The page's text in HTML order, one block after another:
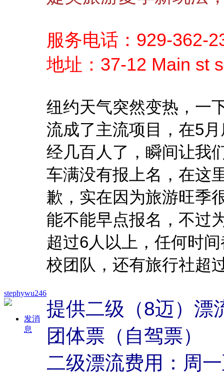
stephywu246
发消
息
服务电话：929-362-
地址：37-12 Main st
纽约天气突然变热，一
流成了主流项目，在5
经几百人了，瞬间让我
车满没有报上名，在这
歉，实在因为旅游旺季
能不能早点报名，不过
超过6人以上，任何时
校团队，还有旅行社超
提供二级（8迈）漂
团体票（自驾票）
二级漂流费用：周